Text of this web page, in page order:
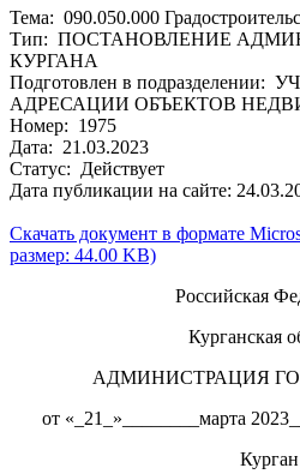
Тема: 090.050.000
Тип: ПОСТАНОВЛЕНИЕ
КУРГАНА
Подготовлен в
АДРЕСАЦИИ ОБЪЕКТОВ
Номер: 1975
Дата: 21.03.2023
Статус: Действует
Дата публикации на сайте:
Скачать документ в формате
размер: 44.00 KB)
Российская
Курганская
АДМИНИСТРАЦИЯ
от «_21_»________марта
Курган